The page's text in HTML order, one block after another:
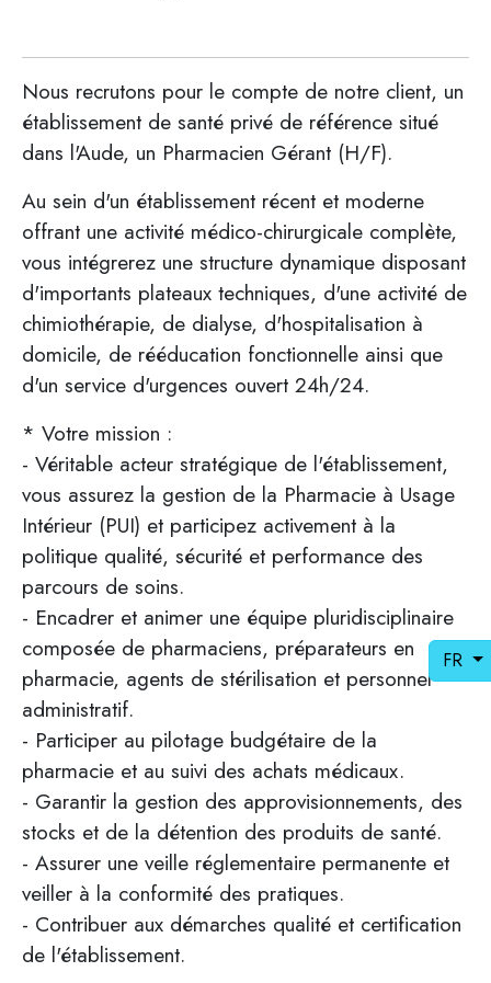
FR
Nous recrutons pour le compte de notre client, un
établissement de santé privé de référence situé
dans l'Aude, un Pharmacien Gérant (H/F).
Au sein d'un établissement récent et moderne
offrant une activité médico-chirurgicale complète,
vous intégrerez une structure dynamique disposant
d'importants plateaux techniques, d'une activité de
chimiothérapie, de dialyse, d'hospitalisation à
domicile, de rééducation fonctionnelle ainsi que
d'un service d'urgences ouvert 24h/24.
* Votre mission :
- Véritable acteur stratégique de l'établissement,
vous assurez la gestion de la Pharmacie à Usage
Intérieur (PUI) et participez activement à la
politique qualité, sécurité et performance des
parcours de soins.
- Encadrer et animer une équipe pluridisciplinaire
composée de pharmaciens, préparateurs en
pharmacie, agents de stérilisation et personnel
administratif.
- Participer au pilotage budgétaire de la
pharmacie et au suivi des achats médicaux.
- Garantir la gestion des approvisionnements, des
stocks et de la détention des produits de santé.
- Assurer une veille réglementaire permanente et
veiller à la conformité des pratiques.
- Contribuer aux démarches qualité et certification
de l'établissement.